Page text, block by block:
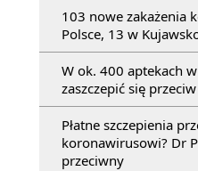
103 nowe zakażenia
Polsce, 13 w
W ok. 400 aptekach
zaszczepić się
Płatne szczepienia
koronawirusowi? Dr
przeciwny